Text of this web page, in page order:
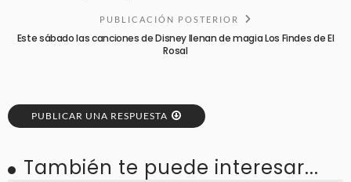
PUBLICACIÓN POSTERIOR
Este sábado las canciones de Disney llenan de magia Los Findes de El
Rosal
PUBLICAR UNA RESPUESTA
También te puede interesar...